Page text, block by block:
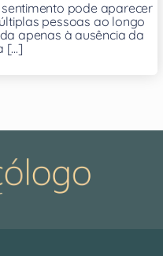
pode aparecer
pessoas ao longo
apenas à ausência da
[...]